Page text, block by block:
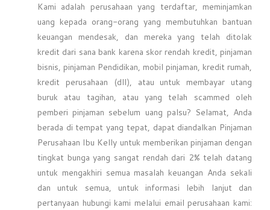
Kami adalah perusahaan yang terdaftar, meminjamkan
uang kepada orang-orang yang membutuhkan bantuan
keuangan mendesak, dan mereka yang telah ditolak
kredit dari sana bank karena skor rendah kredit, pinjaman
bisnis, pinjaman Pendidikan, mobil pinjaman, kredit rumah,
kredit perusahaan (dll), atau untuk membayar utang
buruk atau tagihan, atau yang telah scammed oleh
pemberi pinjaman sebelum uang palsu? Selamat, Anda
berada di tempat yang tepat, dapat diandalkan Pinjaman
Perusahaan Ibu Kelly untuk memberikan pinjaman dengan
tingkat bunga yang sangat rendah dari 2% telah datang
untuk mengakhiri semua masalah keuangan Anda sekali
dan untuk semua, untuk informasi lebih lanjut dan
pertanyaan hubungi kami melalui email perusahaan kami: